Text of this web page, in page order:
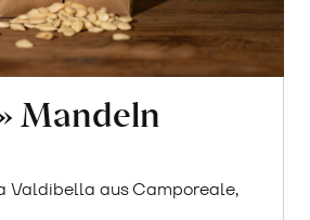
Mandeln
Valdibella aus Camporeale,